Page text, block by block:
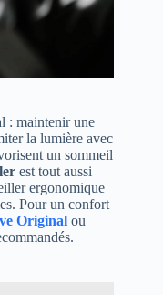
: maintenir une
la lumière avec
un sommeil
est tout aussi
ergonomique
Pour un confort
Original ou